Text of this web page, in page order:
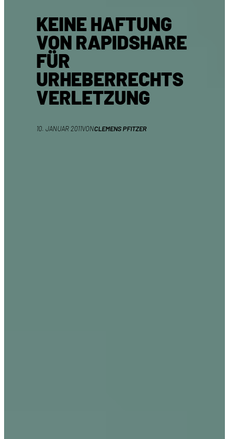
KEINE HAFTUNG
VON RAPIDSHARE
FÜR
URHEBERRECHTS
VERLETZUNG
10. JANUAR 2011VONCLEMENS PFITZER